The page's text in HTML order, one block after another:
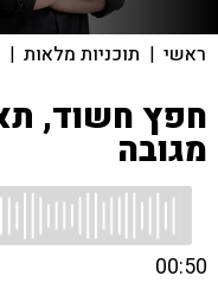
ראשי | תוכניות מלאות |
חפץ חשוד,
מגובה
00:50